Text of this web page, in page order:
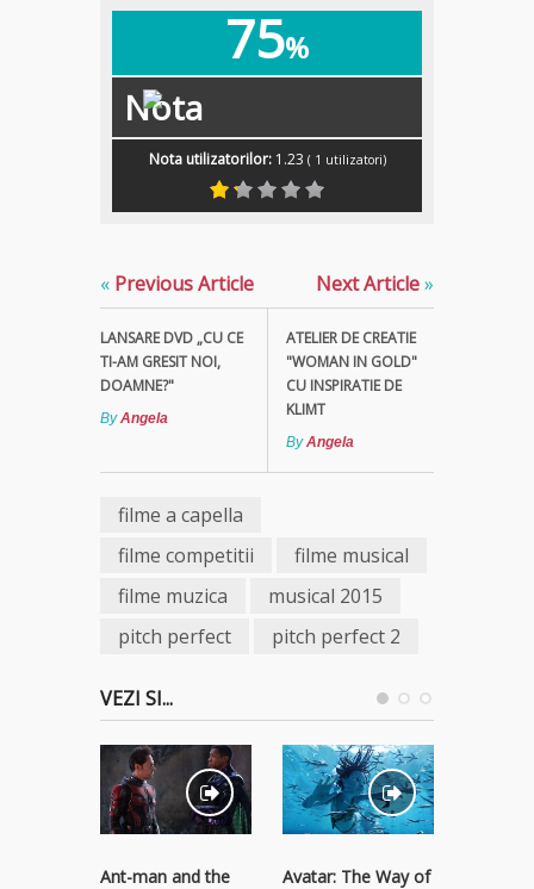
75%
Nota
Nota utilizatorilor: 1.23 ( 1 utilizatori)
« Previous Article
LANSARE DVD „CU CE
TI-AM GRESIT NOI,
DOAMNE?"
ByAngela
Next Article»
ATELIER DE CREATIE
"WOMAN IN GOLD"
CU INSPIRATIE DE
KLIMT
ByAngela
filme a capella
filme competitii
filme musical
filme muzica
musical 2015
pitch perfect
pitch perfect 2
VEZI SI...
Ant-man and the
Avatar: The Way of